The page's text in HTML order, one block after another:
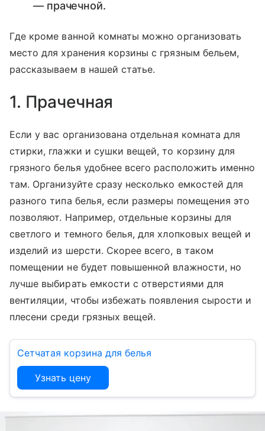
— прачечной.
Где кроме ванной комнаты можно организовать
место для хранения корзины с грязным бельем,
рассказываем в нашей статье.
1. Прачечная
Если у вас организована отдельная комната для
стирки, глажки и сушки вещей, то корзину для
грязного белья удобнее всего расположить именно
там. Организуйте сразу несколько емкостей для
разного типа белья, если размеры помещения это
позволяют. Например, отдельные корзины для
светлого и темного белья, для хлопковых вещей и
изделий из шерсти. Скорее всего, в таком
помещении не будет повышенной влажности, но
лучше выбирать емкости с отверстиями для
вентиляции, чтобы избежать появления сырости и
плесени среди грязных вещей.
Сетчатая корзина для белья
Узнать цену